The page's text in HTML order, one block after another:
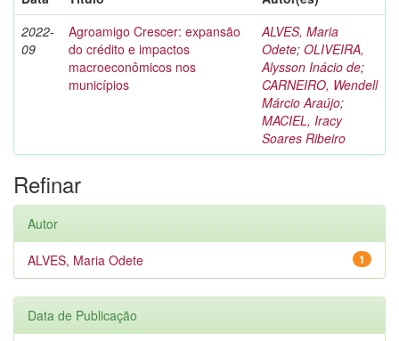
2022-
09
Agroamigo Crescer: expansão
do crédito e impactos
macroeconômicos nos
municípios
ALVES, Maria
Odete; OLIVEIRA,
Alysson Inácio de;
CARNEIRO, Wendell
Márcio Araújo;
MACIEL, Iracy
Soares Ribeiro
Refinar
Autor
1
ALVES, Maria Odete
Data de Publicação